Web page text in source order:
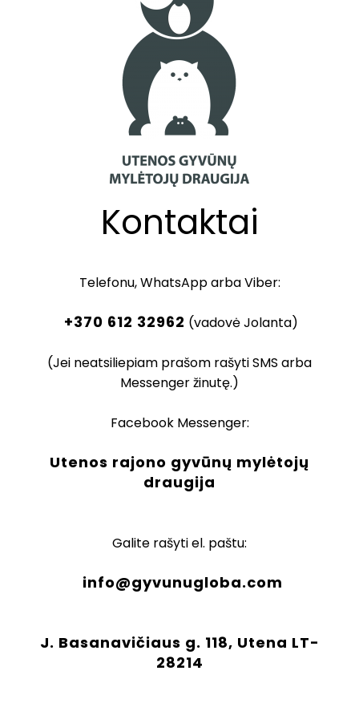
Kontaktai
Telefonu, WhatsApp arba Viber:
+370 612 32962 (vadovė Jolanta)
(Jei neatsiliepiam prašom rašyti SMS arba
Messenger žinutę.)
Facebook Messenger:
Utenos rajono gyvūnų mylėtojų
draugija
Galite rašyti el. paštu:
info@gyvunugloba.com
J. Basanavičiaus g. 118, Utena LT-
28214